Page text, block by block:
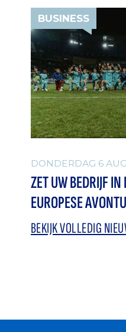
BUSINESS
DONDERDAG 6
ZET UW BEDRIJF
EUROPESE
BEKIJK VOLLEDIG